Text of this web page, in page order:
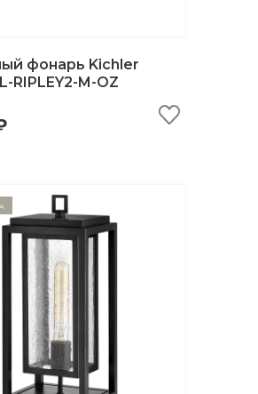
фонарь Kichler
RIPLEY2-M-OZ